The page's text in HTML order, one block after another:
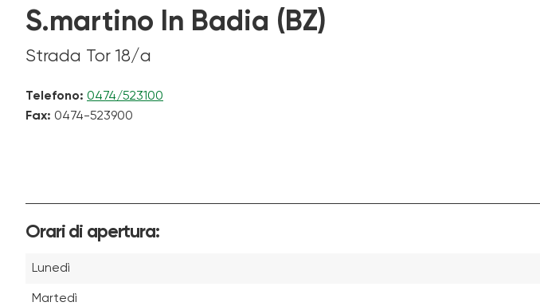
S.martino In Badia (BZ)
Strada Tor 18/a
Telefono: 0474/523100
Fax: 0474-523900
Orari di apertura:
Lunedì
Martedì